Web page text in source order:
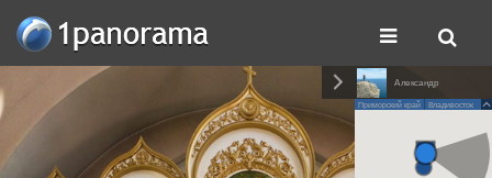
Александр
Приморский край Владивосток